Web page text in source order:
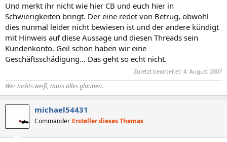
Und merkt ihr nicht wie hier CB und euch hier in
Schwierigkeiten bringt. Der eine redet von Betrug, obwohl
dies nunmal leider nicht bewiesen ist und der andere kündigt
mit Hinweis auf diese Aussage und diesen Threads sein
Kundenkonto. Geil schon haben wir eine
Geschäftsschädigung... Das geht so echt nicht.
Zuletzt bearbeitet: 4. August 2007
Wer nichts weiß, muss alles glauben.
michael54431
Commander Ersteller dieses Themas